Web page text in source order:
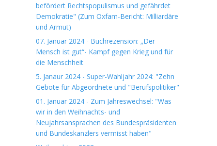
befördert Rechtspopulismus und gefährdet
Demokratie" (Zum Oxfam-Bericht: Milliardäre
und Armut)
07. Januar 2024 - Buchrezension: „Der
Mensch ist gut“- Kampf gegen Krieg und für
die Menschheit
5. Janaur 2024 - Super-Wahljahr 2024: "Zehn
Gebote für Abgeordnete und "Berufspolitiker"
01. Januar 2024 - Zum Jahreswechsel: "Was
wir in den Weihnachts- und
Neujahrsansprachen des Bundespräsidenten
und Bundeskanzlers vermisst haben"